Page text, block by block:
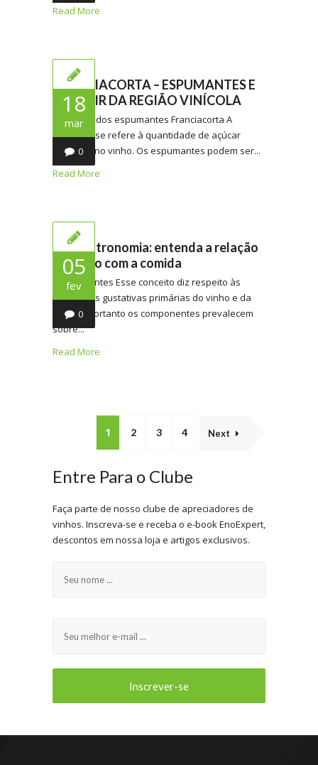
Read More
18
mar
0
FRANCIACORTA – ESPUMANTES E
TERROIR DA REGIÃO VINÍCOLA
Dosagem dos espumantes Franciacorta A
dosagem se refere à quantidade de açúcar
presente no vinho. Os espumantes podem ser...
Read More
05
fev
0
Enogastronomia: entenda a relação
do vinho com a comida
Componentes Esse conceito diz respeito às
sensações gustativas primárias do vinho e da
comida, portanto os componentes prevalecem
sobre...
Read More
1 2 3 4 Next
Entre Para o Clube
Faça parte de nosso clube de apreciadores de
vinhos. Inscreva-se e receba o e-book EnoExpert,
descontos em nossa loja e artigos exclusivos.